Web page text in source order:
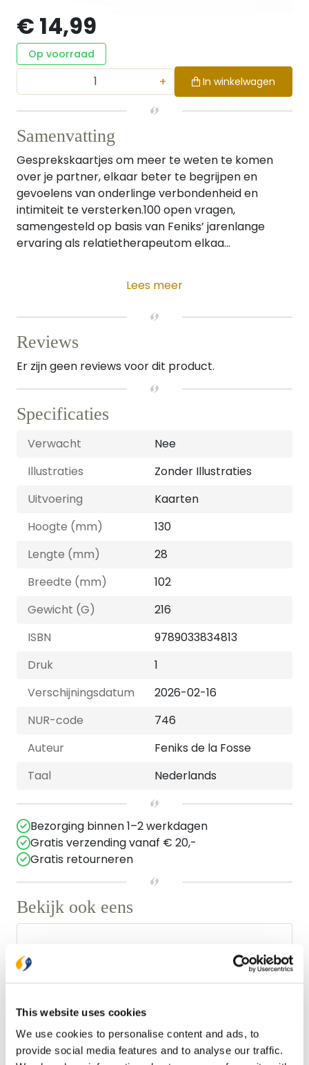
This website uses cookies
We use cookies to personalise content and ads, to
provide social media features and to analyse our traffic.
€ 14,99
Op voorraad
+ In winkelwagen
Samenvatting
Gesprekskaartjes om meer te weten te komen
over je partner, elkaar beter te begrijpen en
gevoelens van onderlinge verbondenheid en
intimiteit te versterken.100 open vragen,
samengesteld op basis van Feniks’ jarenlange
ervaring als relatietherapeutom elkaa...
Lees meer
Reviews
Er zijn geen reviews voor dit product.
Specificaties
Verwacht
Nee
Illustraties
Zonder Illustraties
Uitvoering
Kaarten
Hoogte (mm)
130
Lengte (mm)
28
Breedte (mm)
102
Gewicht (G)
216
ISBN
9789033834813
Druk
1
Verschijningsdatum
2026-02-16
NUR-code
746
Auteur
Feniks de la Fosse
Taal
Nederlands
Bezorging binnen 1–2 werkdagen
Gratis verzending vanaf € 20,-
Gratis retourneren
Bekijk ook eens